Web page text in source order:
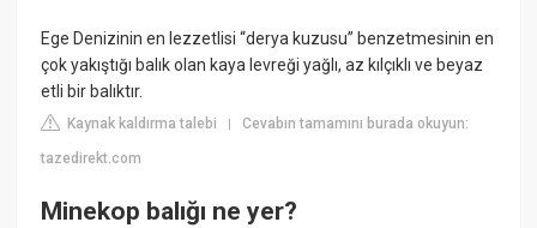
Ege Denizinin en lezzetlisi “derya kuzusu” benzetmesinin en
çok yakıştığı balık olan kaya levreği yağlı, az kılçıklı ve beyaz
etli bir balıktır.
Kaynak kaldırma talebi |Cevabın tamamını burada okuyun:
tazedirekt.com
Minekop balığı ne yer?